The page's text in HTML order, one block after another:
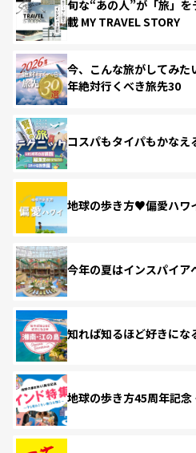
旬な“あの人”が「旅」
載 MY TRAVEL STORY
今、こんな旅がしてみ
年絶対行くべき旅先30
コスパもタイパもかなえ
地球の歩き方♥偏愛ハワ
今年の夏はインスパイア
知れば知るほど好きにな
地球の歩き方45周年記念